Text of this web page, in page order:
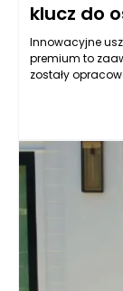
klucz do
Innowacyjne
premium to
zostały
uszczelek. Te
różne formy, od
specjalnie
minimalizują
zewnątrz. To
premium nad
w stanie